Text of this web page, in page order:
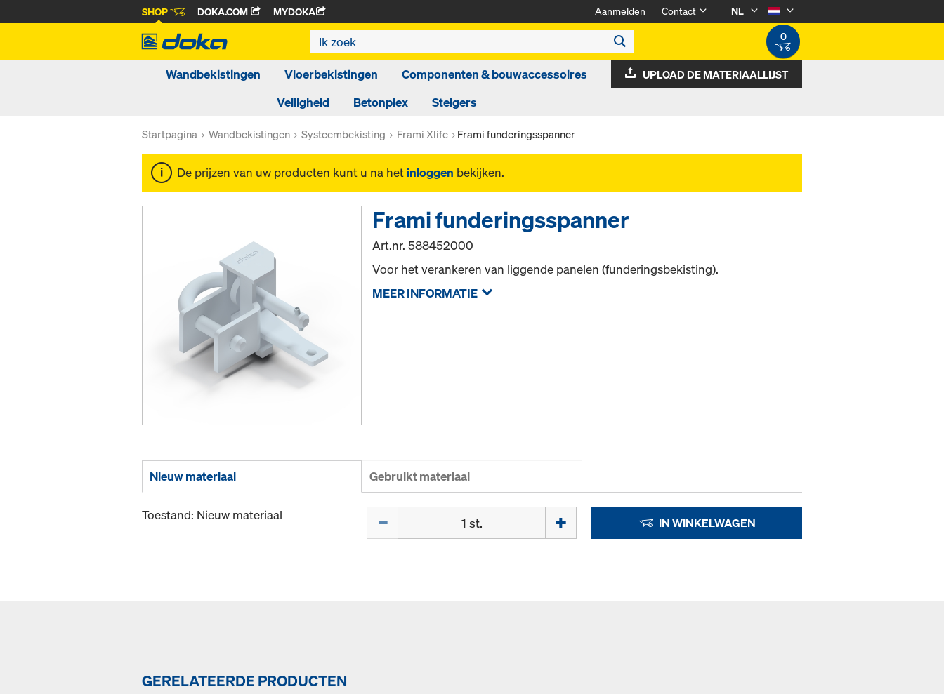
SHOP DOKA.COM MYDOKA Aanmelden Contact
NL
0
Wandbekistingen Vloerbekistingen
Componenten & bouwaccessoires
Veiligheid
Betonplex Steigers
UPLOAD DE MATERIAALLIJST
Startpagina Wandbekistingen Systeembekisting Frami Xlife Frami funderingsspanner
De prijzen van uw producten kunt u na het inloggen bekijken.
Frami funderingsspanner
Art.nr.588452000
Voor het verankeren van liggende panelen (funderingsbekisting).
MEER INFORMATIE
Nieuw materiaal Gebruikt materiaal
Toestand: Nieuw materiaal IN WINKELWAGEN
GERELATEERDE PRODUCTEN